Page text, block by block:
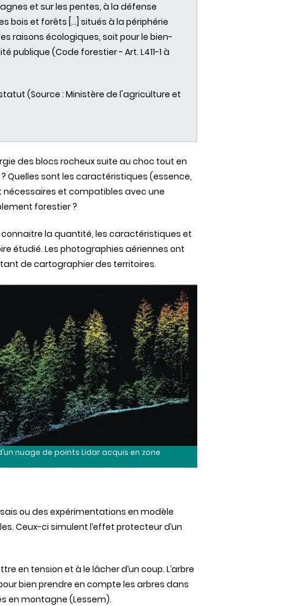
et sur les pentes, à la défense
bois et forêts […] situés à la périphérie
raisons écologiques, soit pour le bien-
publique (Code forestier - Art. L411-1 à
(Source : Ministère de l'agriculture et
des blocs rocheux suite au choc tout en
Quelles sont les caractéristiques (essence,
et compatibles avec une
forestier ?
la quantité, les caractéristiques et
étudié. Les photographies aériennes ont
de cartographier des territoires.
nuage de points Lidar acquis en zone
ou des expérimentations en modèle
Ceux-ci simulent l’effet protecteur d’un
en tension et à le lâcher d’un coup. L’arbre
bien prendre en compte les arbres dans
en montagne (Lessem).